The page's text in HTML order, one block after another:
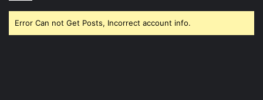
Error Can not Get Posts, Incorrect account info.